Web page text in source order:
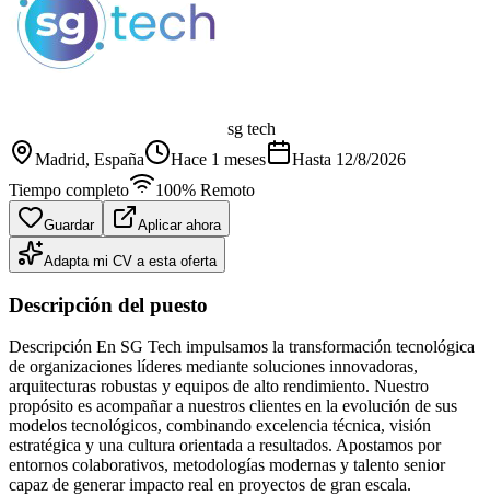
sg tech
Madrid, España Hace 1 meses Hasta 12/8/2026
Tiempo completo
100% Remoto
Guardar Aplicar ahora
Adapta mi CV a esta oferta
Descripción del puesto
Descripción En SG Tech impulsamos la transformación tecnológica
de organizaciones líderes mediante soluciones innovadoras,
arquitecturas robustas y equipos de alto rendimiento. Nuestro
propósito es acompañar a nuestros clientes en la evolución de sus
modelos tecnológicos, combinando excelencia técnica, visión
estratégica y una cultura orientada a resultados. Apostamos por
entornos colaborativos, metodologías modernas y talento senior
capaz de generar impacto real en proyectos de gran escala.